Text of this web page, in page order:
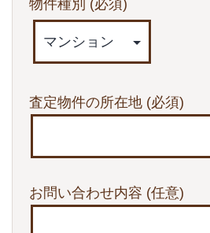
物件種別 (必須)
査定物件の所在地 (必須)
お問い合わせ内容 (任意)